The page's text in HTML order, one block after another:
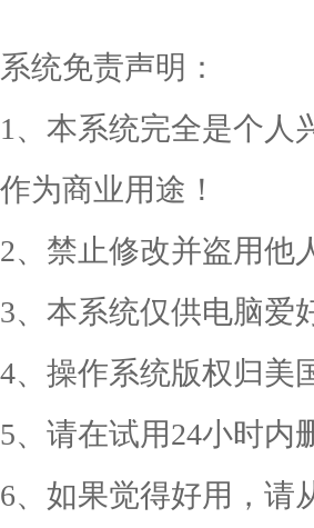
系统免责声明：
1、本系统完全是个人
作为商业用途！
2、禁止修改并盗用他
3、本系统仅供电脑爱
4、操作系统版权归美
5、请在试用24小时内
6、如果觉得好用，请